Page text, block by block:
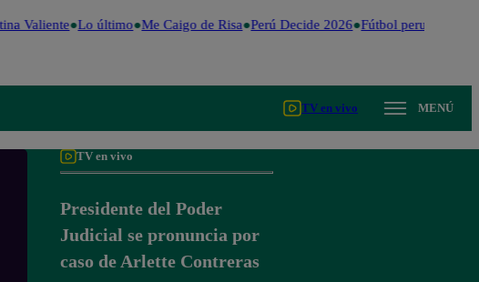
Valiente Lo último Me Caigo de Risa Perú Decide 2026 Fútbol peruano
TV en vivo MENÚ
TV en vivo
Presidente del Poder
Judicial se pronuncia por
caso de Arlette Contreras